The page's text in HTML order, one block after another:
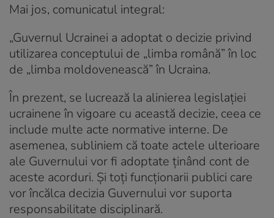
Mai jos, comunicatul integral:
„Guvernul Ucrainei a adoptat o decizie privind
utilizarea conceptului de „limba română” în loc
de „limba moldovenească” în Ucraina.
În prezent, se lucrează la alinierea legislației
ucrainene în vigoare cu această decizie, ceea ce
include multe acte normative interne. De
asemenea, subliniem că toate actele ulterioare
ale Guvernului vor fi adoptate ținând cont de
aceste acorduri. Și toți funcționarii publici care
vor încălca decizia Guvernului vor suporta
responsabilitate disciplinară.